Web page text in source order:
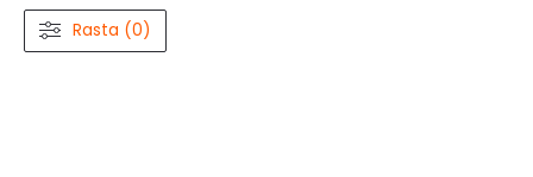
Rasta (0)